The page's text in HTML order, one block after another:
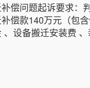
偿问题起诉要求：
偿款140万元（包含
设备搬迁安装费 、